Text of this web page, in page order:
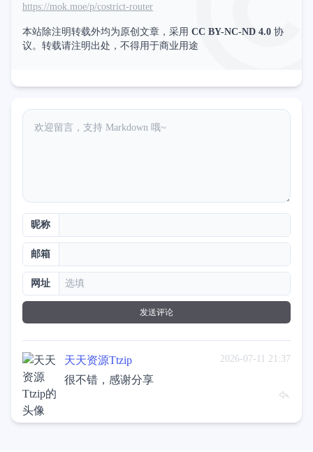
https://mok.moe/p/costrict-router
本站除注明转载外均为原创文章，采用 CC BY-NC-ND 4.0 协
议。转载请注明出处，不得用于商业用途
昵称
邮箱
网址
发送评论
2026-07-11 21:37
天天资源Ttzip
很不错，感谢分享